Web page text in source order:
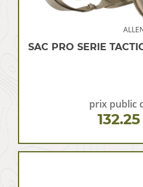
SAC PRO SERIE
prix public